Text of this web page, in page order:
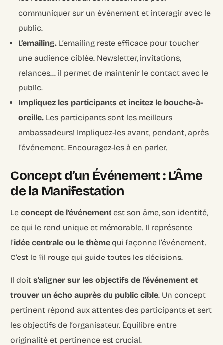
communiquer sur un événement et interagir avec le
public.
L’emailing. L’emailing reste efficace pour toucher
une audience ciblée. Newsletter, invitations,
relances… il permet de maintenir le contact avec le
public.
Impliquez les participants et incitez le bouche-à-
oreille. Les participants sont les meilleurs
ambassadeurs! Impliquez-les avant, pendant, après
l’événement. Encouragez-les à en parler.
Concept d’un Événement : L’Âme
de la Manifestation
Leconcept de l’événement est son âme, son identité,
ce qui le rend unique et mémorable. Il représente
l’idée centrale ou le thème qui façonne l’événement.
C’est le fil rouge qui guide toutes les décisions.
Il doits’aligner sur les objectifs de l’événement et
trouver un écho auprès du public cible. Un concept
pertinent répond aux attentes des participants et sert
les objectifs de l’organisateur. Équilibre entre
originalité et pertinence est crucial.